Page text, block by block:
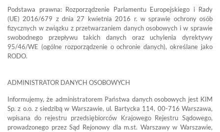
Podstawa prawna: Rozporządzenie Parlamentu Europejskiego i Rady
(UE) 2016/679 z dnia 27 kwietnia 2016 r. w sprawie ochrony osób
fizycznych w związku z przetwarzaniem danych osobowych i w sprawie
swobodnego przepływu takich danych oraz uchylenia dyrektywy
95/46/WE (ogólne rozporządzenie o ochronie danych), określane jako
RODO.
ADMINISTRATOR DANYCH OSOBOWYCH
Informujemy, że administratorem Państwa danych osobowych jest KIM
Sp. z o.o. z siedzibą w Warszawie, ul. Bartycka 114, 00-716 Warszawa,
wpisana do rejestru przedsiębiorców Krajowego Rejestru Sądowego,
prowadzonego przez Sąd Rejonowy dla m.st. Warszawy w Warszawie,